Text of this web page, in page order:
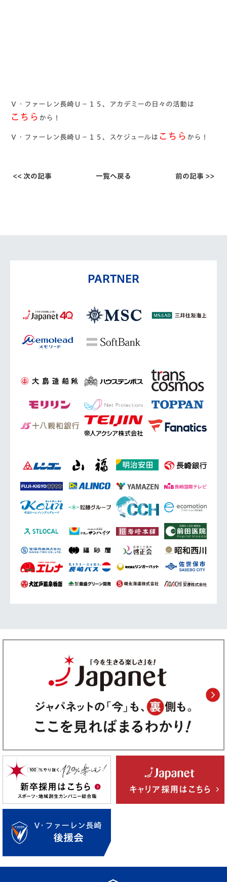
Ｖ・ファーレン長崎Ｕ－１５、アカデミーの日々の活動は
こちら から！
Ｖ・ファーレン長崎Ｕ－１５、スケジュールは こちら から！
<< 次の記事 一覧へ戻る 前の記事 >>
PARTNER